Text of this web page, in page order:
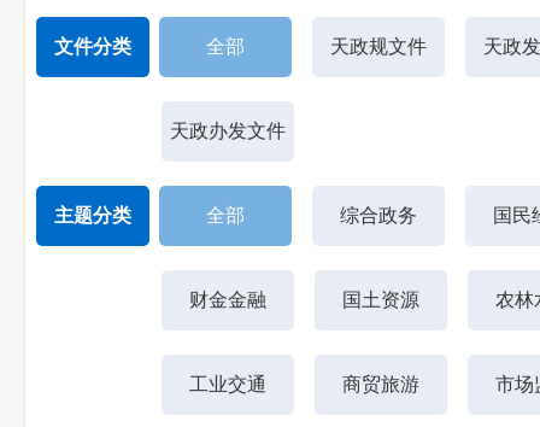
文件分类 全部 天政规文件 天政
天政办发文件
主题分类 全部 综合政务 国民
财金金融 国土资源 农林
工业交通 商贸旅游 市场